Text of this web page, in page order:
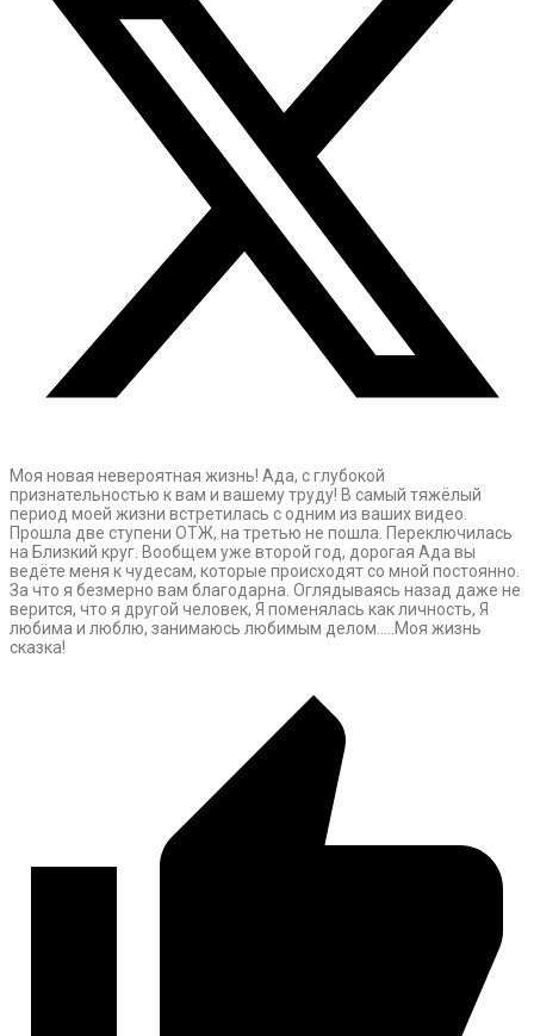
Моя новая невероятная жизнь! Ада, с глубокой
признательностью к вам и вашему труду! В самый тяжёлый
период моей жизни встретилась с одним из ваших видео.
Прошла две ступени ОТЖ, на третью не пошла. Переключилась
на Близкий круг. Вообщем уже второй год, дорогая Ада вы
ведёте меня к чудесам, которые происходят со мной постоянно.
За что я безмерно вам благодарна. Оглядываясь назад даже не
верится, что я другой человек, Я поменялась как личность, Я
любима и люблю, занимаюсь любимым делом…..Моя жизнь
сказка!